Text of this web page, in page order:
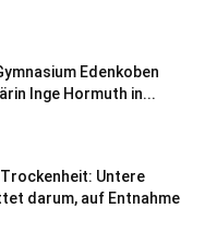
Edenkoben
Inge Hormuth in...
Untere
darum, auf Entnahme